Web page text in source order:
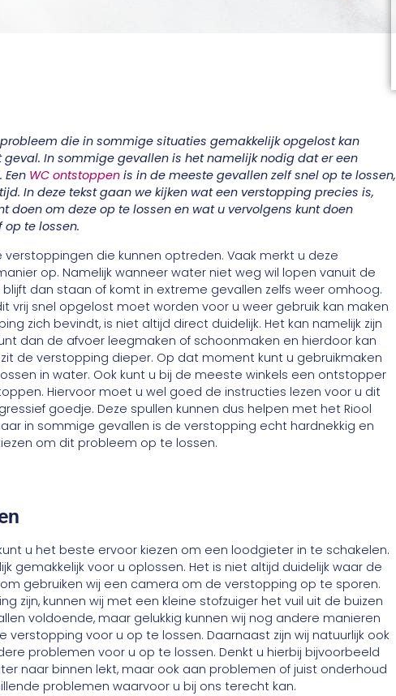
die in sommige situaties gemakkelijk opgelost kan
In sommige gevallen is het namelijk nodig dat er een
WC ontstoppen is in de meeste gevallen zelf snel op te lossen,
In deze tekst gaan we kijken wat een verstopping precies is,
doen om deze op te lossen en wat u vervolgens kunt doen
op te lossen.
verstoppingen die kunnen optreden. Vaak merkt u deze
op. Namelijk wanneer water niet weg wil lopen vanuit de
dan staan of komt in extreme gevallen zelfs weer omhoog.
vrij snel opgelost moet worden voor u weer gebruik kan maken
zich bevindt, is niet altijd direct duidelijk. Het kan namelijk zijn
dan de afvoer leegmaken of schoonmaken en hierdoor kan
de verstopping dieper. Op dat moment kunt u gebruikmaken
in water. Ook kunt u bij de meeste winkels een ontstopper
Hiervoor moet u wel goed de instructies lezen voor u dit
goedje. Deze spullen kunnen dus helpen met het Riool
in sommige gevallen is de verstopping echt hardnekkig en
om dit probleem op te lossen.
u het beste ervoor kiezen om een loodgieter in te schakelen.
gemakkelijk voor u oplossen. Het is niet altijd duidelijk waar de
gebruiken wij een camera om de verstopping op te sporen.
zijn, kunnen wij met een kleine stofzuiger het vuil uit de buizen
voldoende, maar gelukkig kunnen wij nog andere manieren
voor u op te lossen. Daarnaast zijn wij natuurlijk ook
problemen voor u op te lossen. Denkt u hierbij bijvoorbeeld
naar binnen lekt, maar ook aan problemen of juist onderhoud
problemen waarvoor u bij ons terecht kan.